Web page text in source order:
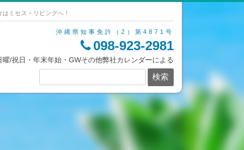
ミセス・リビングへ！
沖縄県知事免許（2）第4871号
098-923-2981
曜/祝日・年末年始・GWその他弊社カレンダーによる